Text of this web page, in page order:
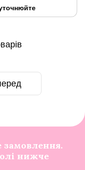
HydraFacial MD Pur
Free 50 мл
нижче